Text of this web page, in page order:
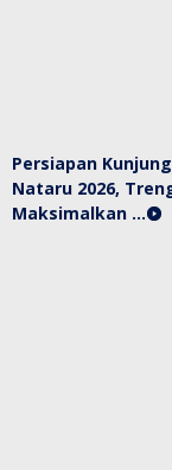
Persiapan
Nataru 2026,
Maksimalkan …